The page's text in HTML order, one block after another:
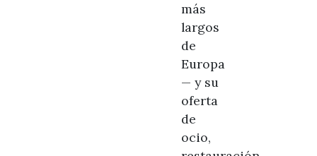
más
largos
de
Europa
— y su
oferta
de
ocio,